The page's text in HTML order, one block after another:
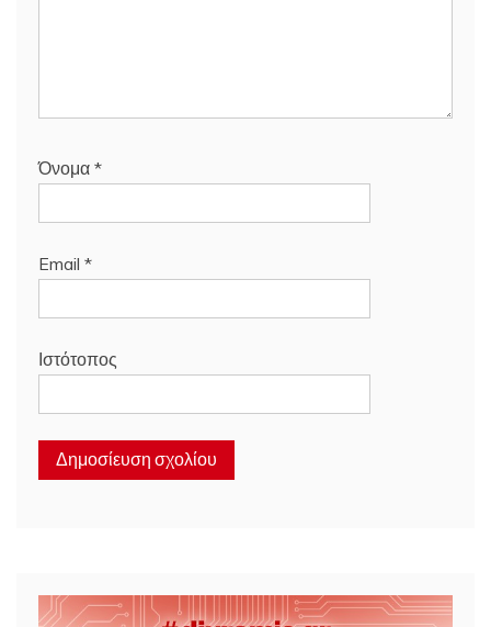
Όνομα *
Email *
Ιστότοπος